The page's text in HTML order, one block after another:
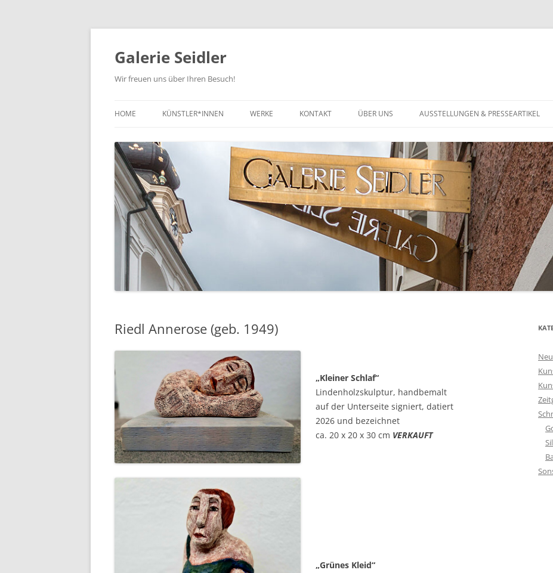
Zum
springen
Galerie Seidler
Wir freuen uns über Ihren Besuch!
HOME KÜNSTLER*INNEN WERKE
KUNST BIS 1900
KUNST DES 20. JAHRHUNDERTS
ZEITGENÖSSISCHE KUNST
GOLDSCHMUCK
SILBERSCHMUCK
BAKELIT -UND MODESCHMUCK
KONTAKT ÜBER UNS AUSSTELLUNGEN & PRESSEARTIKEL
Riedl Annerose (geb. 1949)
„Kleiner Schlaf“
Lindenholzskulptur, handbemalt
auf der Unterseite signiert, datiert
2026 und bezeichnet
ca. 20 x 20 x 30 cm VERKAUFT
„Grünes Kleid“
Neu